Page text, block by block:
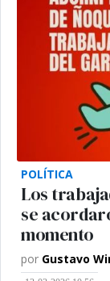
POLÍTICA
Los
se
momento
por Gustavo